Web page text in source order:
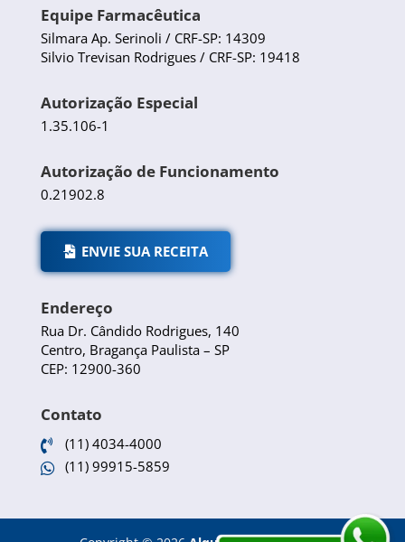
Equipe Farmacêutica
Silmara Ap. Serinoli / CRF-SP: 14309
Silvio Trevisan Rodrigues / CRF-SP: 19418
Autorização Especial
1.35.106-1
Autorização de Funcionamento
0.21902.8
ENVIE SUA RECEITA
Endereço
Rua Dr. Cândido Rodrigues, 140
Centro, Bragança Paulista – SP
CEP: 12900-360
Contato
 (11) 4034-4000
 (11) 99915-5859